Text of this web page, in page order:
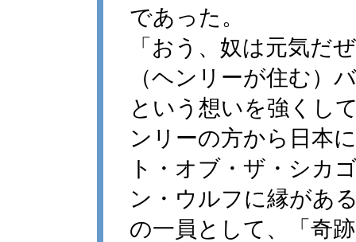
であった。
「おう、奴は元気だ
（ヘンリーが住む）
という想いを強くし
ンリーの方から日本
ト・オブ・ザ・シカ
ン・ウルフに縁があ
の一員として、「奇